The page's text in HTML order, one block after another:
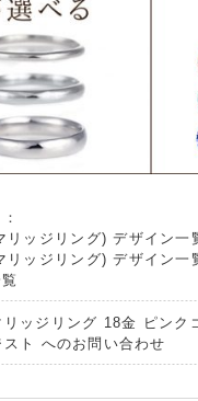
リッジリング) デザイン一
リッジリング) デザイン一
ッジリング 18金 ピンク
ト へのお問い合わせ